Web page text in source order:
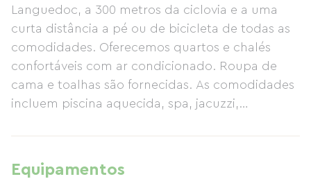
Languedoc, a 300 metros da ciclovia e a uma
curta distância a pé ou de bicicleta de todas as
comodidades. Oferecemos quartos e chalés
confortáveis ​​com ar condicionado. Roupa de
cama e toalhas são fornecidas. As comodidades
incluem piscina aquecida, spa, jacuzzi,
saúde e segurança. Aberto o ano todo.
Equipamentos